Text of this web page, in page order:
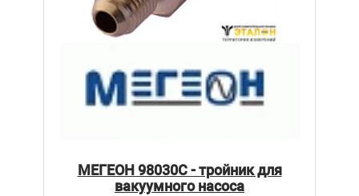
МЕГЕОН 98030С - тройник для
вакуумного насоса